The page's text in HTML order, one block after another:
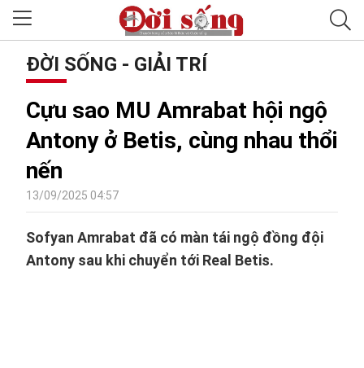
ĐỜI SỐNG - GIẢI TRÍ
Cựu sao MU Amrabat hội ngộ
Antony ở Betis, cùng nhau thổi
nến
13/09/2025 04:57
Sofyan Amrabat đã có màn tái ngộ đồng đội
Antony sau khi chuyển tới Real Betis.